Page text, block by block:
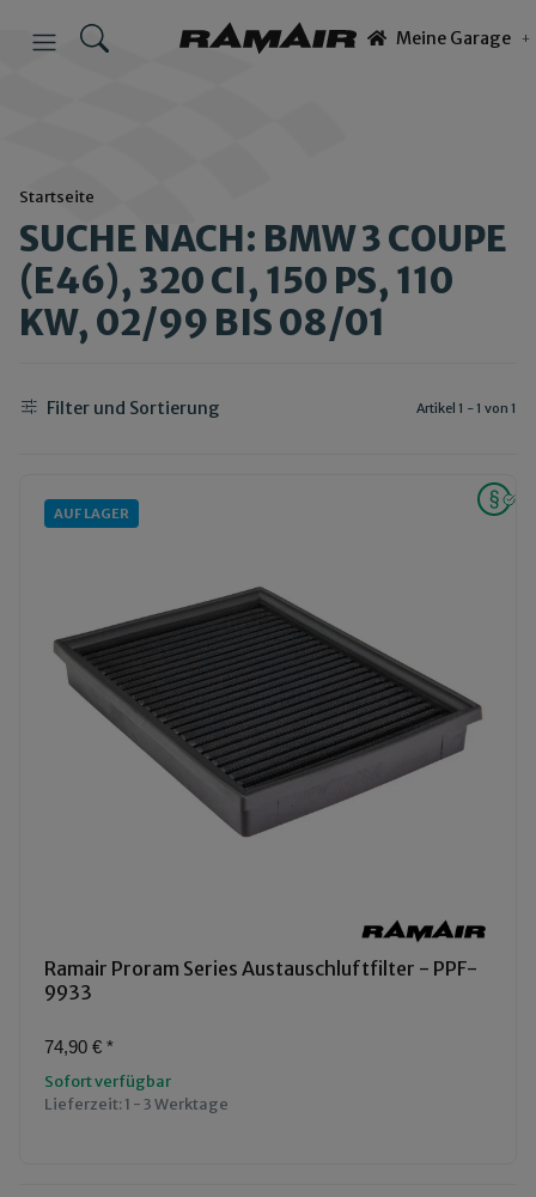
Meine Garage
Startseite
SUCHE NACH: BMW 3 COUPE
(E46), 320 CI, 150 PS, 110
KW, 02/99 BIS 08/01
Filter und Sortierung Artikel 1 - 1 von 1
AUF LAGER
Ramair Proram Series Austauschluftfilter - PPF-
9933
74,90 € *
Sofort verfügbar
Lieferzeit:1 - 3 Werktage